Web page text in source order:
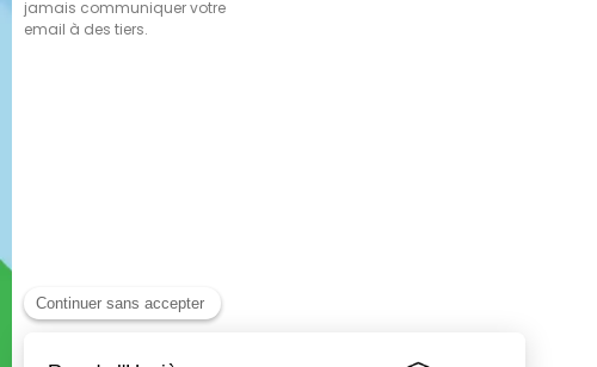
jamais communiquer votre
email à des tiers.